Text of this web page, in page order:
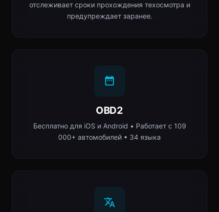
отслеживает сроки прохождения техосмотра и
предупреждает заранее.
OBD2
Бесплатно для iOS и Android • Работает с 109
000+ автомобилей • 34 языка